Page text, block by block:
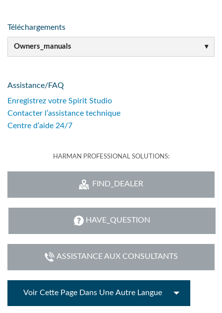
Téléchargements
Owners_manuals
Assistance/FAQ
Enregistrez votre Spirit Studio
Contacter l’assistance technique
Centre d’aide 24/7
HARMAN PROFESSIONAL SOLUTIONS:
FIND_DEALER
HAVE_QUESTION
ASSISTANCE AUX CONSULTANTS
Voir Cette Page Dans Une Autre Langue